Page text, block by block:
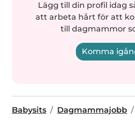
Lägg till din profil idag
att arbeta hårt för att
till dagmammor
Komma
Babysits Dagmammajobb